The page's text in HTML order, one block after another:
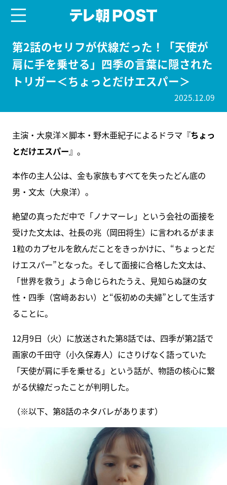
第2話のセリフが伏線だった！「天使が
肩に手を乗せる」四季の言葉に隠された
トリガー＜ちょっとだけエスパー＞
2025.12.09
主演・大泉洋×脚本・野木亜紀子によるドラマ『ちょっ
とだけエスパー』。
本作の主人公は、金も家族もすべてを失ったどん底の
男・文太（大泉洋）。
絶望の真っただ中で「ノナマーレ」という会社の面接を
受けた文太は、社長の兆（岡田将生）に言われるがまま
1粒のカプセルを飲んだことをきっかけに、“ちょっとだ
けエスパー”となった。そして面接に合格した文太は、
「世界を救う」よう命じられたうえ、見知らぬ謎の女
性・四季（宮﨑あおい）と“仮初めの夫婦”として生活す
ることに。
12月9日（火）に放送された第8話では、四季が第2話で
画家の千田守（小久保寿人）にさりげなく語っていた
「天使が肩に手を乗せる」という話が、物語の核心に繋
がる伏線だったことが判明した。
（※以下、第8話のネタバレがあります）